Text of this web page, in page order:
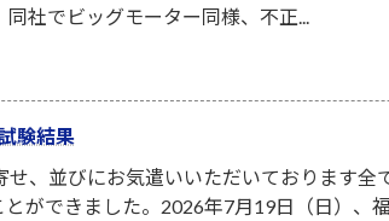
社でビッグモーター同様、不正...
験結果
せ、並びにお気遣いいただいております
ができました。2026年7月19日（日）、